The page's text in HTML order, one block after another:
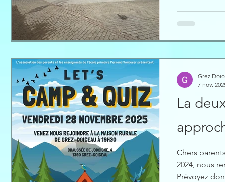
C’est avec
novembre,
2025, nous
disposons
pour la
La
Chers
2024, nous
Prévoyez
Grez
7 nov.